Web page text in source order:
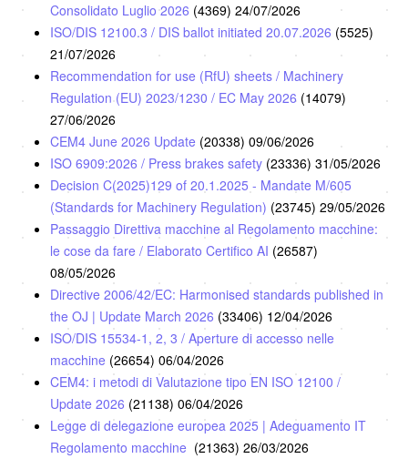
Consolidato Luglio 2026 (4369) 24/07/2026
ISO/DIS 12100.3 / DIS ballot initiated 20.07.2026 (5525)
21/07/2026
Recommendation for use (RfU) sheets / Machinery
Regulation (EU) 2023/1230 / EC May 2026 (14079)
27/06/2026
CEM4 June 2026 Update (20338) 09/06/2026
ISO 6909:2026 / Press brakes safety (23336) 31/05/2026
Decision C(2025)129 of 20.1.2025 - Mandate M/605
(Standards for Machinery Regulation) (23745) 29/05/2026
Passaggio Direttiva macchine al Regolamento macchine:
le cose da fare / Elaborato Certifico AI (26587)
08/05/2026
Directive 2006/42/EC: Harmonised standards published in
the OJ | Update March 2026 (33406) 12/04/2026
ISO/DIS 15534-1, 2, 3 / Aperture di accesso nelle
macchine (26654) 06/04/2026
CEM4: i metodi di Valutazione tipo EN ISO 12100 /
Update 2026 (21138) 06/04/2026
Legge di delegazione europea 2025 | Adeguamento IT
Regolamento macchine (21363) 26/03/2026